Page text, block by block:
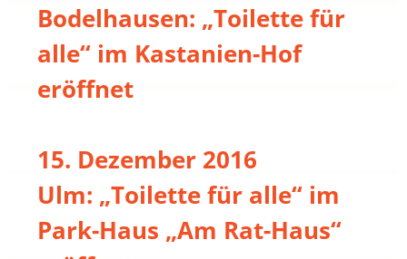
Bodelhausen: „Toilette für
alle“ im Kastanien-Hof
eröffnet
15. Dezember 2016
Ulm: „Toilette für alle“ im
Park-Haus „Am Rat-Haus“